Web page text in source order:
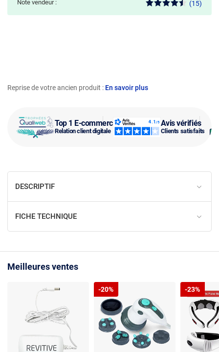
Top 1 E-commerce
Relation client digitale
Avis vérifiés
Clients satisfaits
Reprise de votre ancien produit : En savoir plus
Note vendeur : (15)
DESCRIPTIF
FICHE TECHNIQUE
Meilleures ventes
-20% -23%